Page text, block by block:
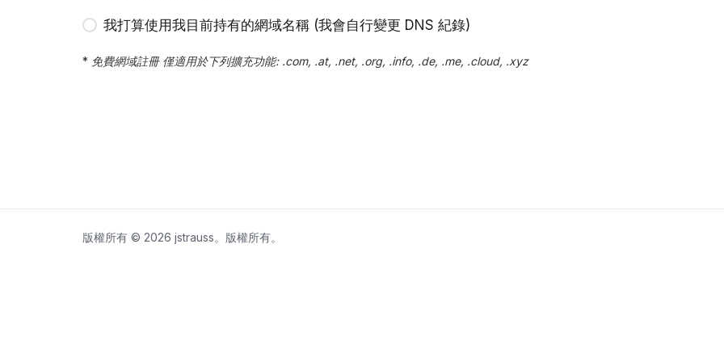
我打算使用我目前持有的網域名稱 (我會自行變更 DNS 紀錄)
* 免費網域註冊 僅適用於下列擴充功能: .com, .at, .net, .org, .info, .de, .me, .cloud, .xyz
版權所有 © 2026 jstrauss。版權所有。